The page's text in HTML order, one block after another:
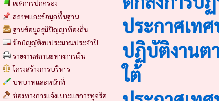
เขตการปกครอง
สภาพและข้อมูลพื้นฐาน
ฐานข้อมูลภูมิปัญญาท้องถิ่น
ข้อบัญญัติงบประมาณประจำปี
รายงานสถานะทางการเงิน
โครงสร้างการบริหาร
บทบาทและหน้าที่
ช่องทางการแจ้งเบาะแสการทุจริต
ประกาศเท
ปฏิบัติงานต
ใต้